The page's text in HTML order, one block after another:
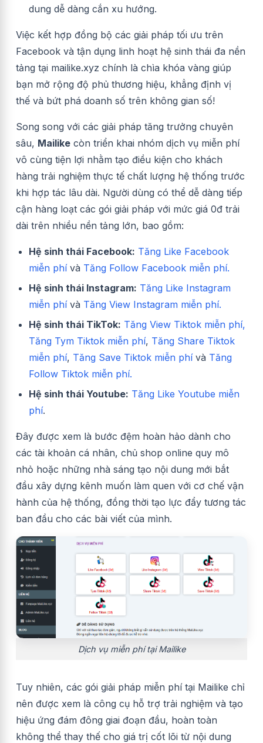
dung dễ dàng cắn xu hướng.
Việc kết hợp đồng bộ các giải pháp tối ưu trên
Facebook và tận dụng linh hoạt hệ sinh thái đa nền
tảng tại mailike.xyz chính là chìa khóa vàng giúp
bạn mở rộng độ phủ thương hiệu, khẳng định vị
thế và bứt phá doanh số trên không gian số!
Song song với các giải pháp tăng trưởng chuyên
sâu, Mailike còn triển khai nhóm dịch vụ miễn phí
vô cùng tiện lợi nhằm tạo điều kiện cho khách
hàng trải nghiệm thực tế chất lượng hệ thống trước
khi hợp tác lâu dài. Người dùng có thể dễ dàng tiếp
cận hàng loạt các gói giải pháp với mức giá 0đ trải
dài trên nhiều nền tảng lớn, bao gồm:
Hệ sinh thái Facebook: Tăng Like Facebook
miễn phívà Tăng Follow Facebook miễn phí.
Hệ sinh thái Instagram: Tăng Like Instagram
miễn phívà Tăng View Instagram miễn phí.
Hệ sinh thái TikTok: Tăng View Tiktok miễn phí,
Tăng Tym Tiktok miễn phí, Tăng Share Tiktok
miễn phí, Tăng Save Tiktok miễn phívà Tăng
Follow Tiktok miễn phí.
Hệ sinh thái Youtube: Tăng Like Youtube miễn
phí.
Đây được xem là bước đệm hoàn hảo dành cho
các tài khoản cá nhân, chủ shop online quy mô
nhỏ hoặc những nhà sáng tạo nội dung mới bắt
đầu xây dựng kênh muốn làm quen với cơ chế vận
hành của hệ thống, đồng thời tạo lực đẩy tương tác
ban đầu cho các bài viết của mình.
Dịch vụ miễn phí tại Mailike
Tuy nhiên, các gói giải pháp miễn phí tại Mailike chỉ
nên được xem là công cụ hỗ trợ trải nghiệm và tạo
hiệu ứng đám đông giai đoạn đầu, hoàn toàn
không thể thay thế cho giá trị cốt lõi từ nội dung